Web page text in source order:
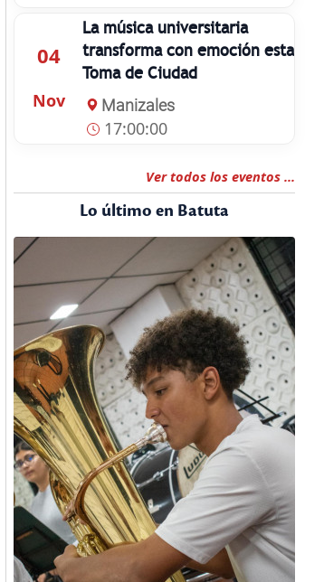
La música universitaria
transforma con emoción esta
Toma de Ciudad
04
Nov Manizales
17:00:00
Ver todos los eventos ...
Lo último en Batuta